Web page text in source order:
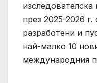
през 2025-2026
разработени и
най-малко 10
международния